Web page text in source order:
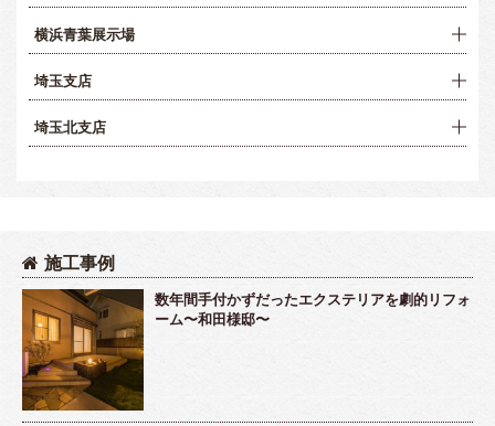
横浜青葉展示場
埼玉支店
埼玉北支店
施工事例
数年間手付かずだったエクステリアを劇的リフォ
ーム〜和田様邸〜